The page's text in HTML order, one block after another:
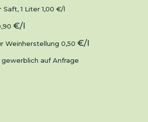
1 Liter 1,00 €/l
€/l
Weinherstellung 0,50 €/l
gewerblich auf Anfrage